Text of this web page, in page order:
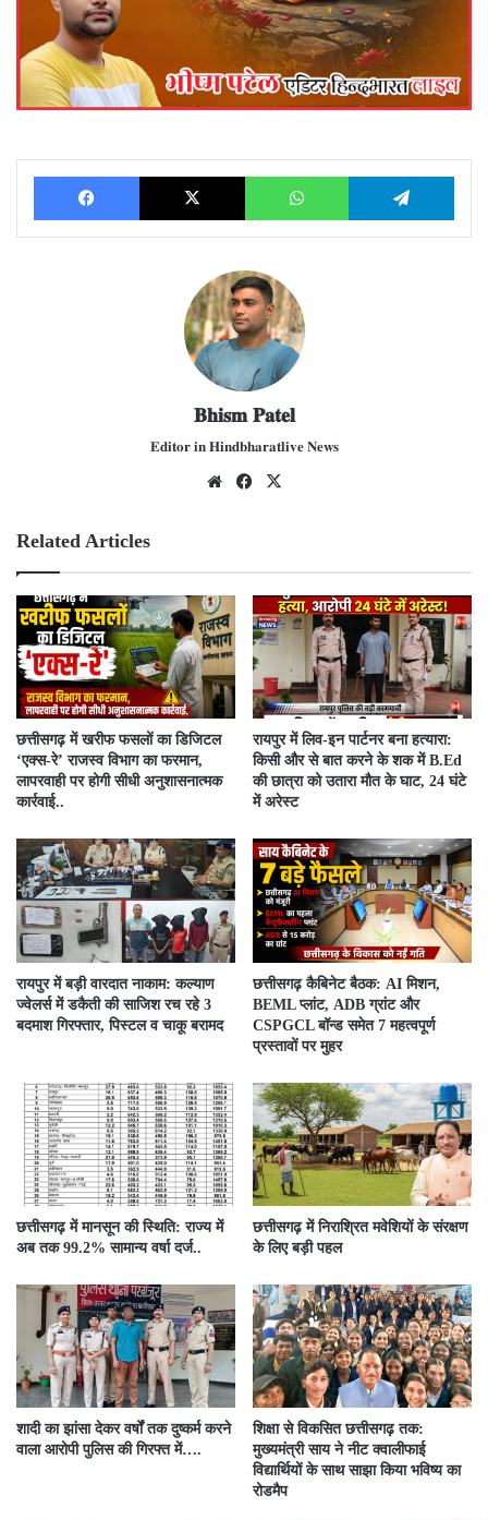
Facebook X WhatsApp
𝐁𝐡𝐢𝐬𝐦 𝐏𝐚𝐭𝐞𝐥
𝐄𝐝𝐢𝐭𝐨𝐫 𝐢𝐧 𝐇𝐢𝐧𝐝𝐛𝐡𝐚𝐫𝐚𝐭𝐥𝐢𝐯𝐞 𝐍𝐞𝐰𝐬
We
Fac
Related Articles
​छत्तीसगढ़ में खरीफ फसलों का डिजिटल
‘एक्स-रे’ राजस्व विभाग का फरमान,
लापरवाही पर होगी सीधी अनुशासनात्मक
कार्रवाई..
रायपुर में लिव-इन पार्टनर बना हत्यारा:
किसी और से बात करने के शक में B.Ed
की छात्रा को उतारा मौत के घाट, 24 घंटे
में अरेस्ट
रायपुर में बड़ी वारदात नाकाम: कल्याण
ज्वेलर्स में डकैती की साजिश रच रहे 3
बदमाश गिरफ्तार, पिस्टल व चाकू बरामद
छत्तीसगढ़ कैबिनेट बैठक: AI मिशन,
BEML प्लांट, ADB ग्रांट और
CSPGCL बॉन्ड समेत 7 महत्वपूर्ण
प्रस्तावों पर मुहर
छत्तीसगढ़ में मानसून की स्थिति: राज्य में
अब तक 99.2% सामान्य वर्षा दर्ज..
छत्तीसगढ़ में निराश्रित मवेशियों के संरक्षण
के लिए बड़ी पहल
शादी का झांसा देकर वर्षों तक दुष्कर्म करने
वाला आरोपी पुलिस की गिरफ्त में….
शिक्षा से विकसित छत्तीसगढ़ तक:
मुख्यमंत्री साय ने नीट क्वालीफाई
विद्यार्थियों के साथ साझा किया भविष्य का
रोडमैप